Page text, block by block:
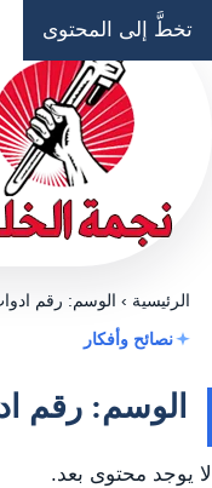
تخطَّ إلى المحتوى
الرئيسية ›الوسم: رقم
نصائح وأفكار
الوسم: رقم
لا يوجد محتوى بعد.